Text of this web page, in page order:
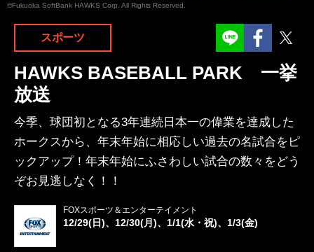
©Fukuoka SoftBank HAWKS Corp. All Rights Reserved.
スポーツ
HAWKS BASEBALL PARK 一挙
放送
今季、球団初となる3年連続日本一の偉業を達成した
ホークスから、年末年始に相応しい過去の名試合をピ
ックアップ！年末年始にふさわしい試合の数々をどう
ぞお見逃しなく！！
FOXスポーツ＆エンターテイメント
12/29(日)、12/30(月)、1/1(水・祝)、1/3(金)